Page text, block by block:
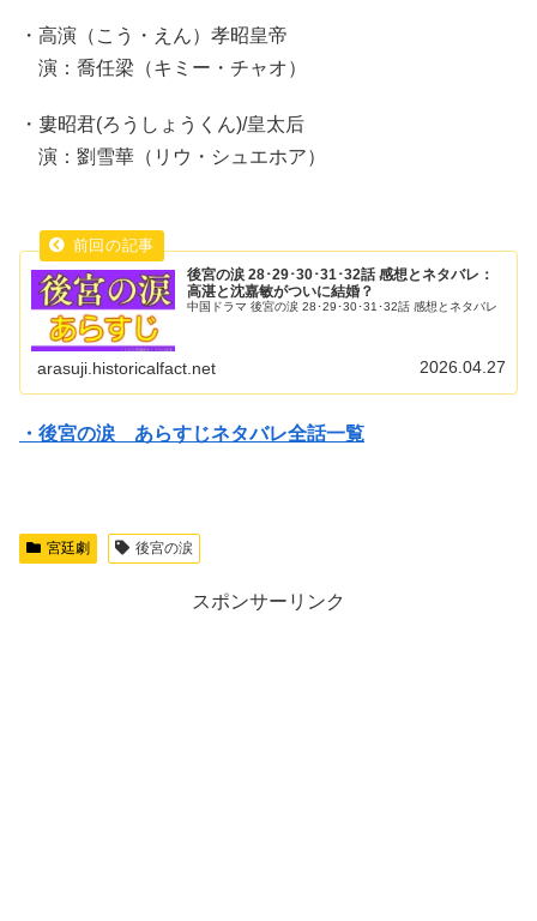
・高演（こう・えん）孝昭皇帝
演：喬任梁（キミー・チャオ）
・婁昭君(ろうしょうくん)/皇太后
演：劉雪華（リウ・シュエホア）
後宮の涙 28･29･30･31･32話 感想とネタバレ：
高湛と沈嘉敏がついに結婚？
中国ドラマ 後宮の涙 28･29･30･31･32話 感想とネタバレ
arasuji.historicalfact.net 2026.04.27
・後宮の涙 あらすじネタバレ全話一覧
宮廷劇 後宮の涙
スポンサーリンク